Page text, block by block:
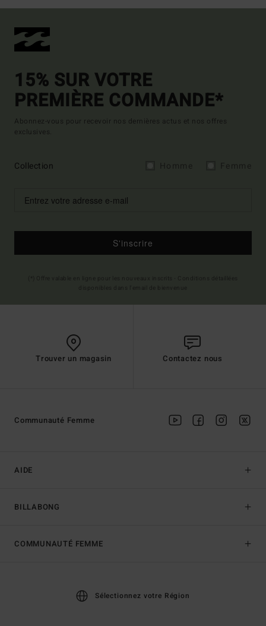
15% SUR VOTRE
PREMIÈRE COMMANDE*
Abonnez-vous pour recevoir nos dernières actus et nos offres
exclusives.
Collection
S'inscrire
Trouver un magasin Contactez nous
AIDE
BILLABONG
Communauté Femme
COMMUNAUTÉ FEMME
Sélectionnez votre Région